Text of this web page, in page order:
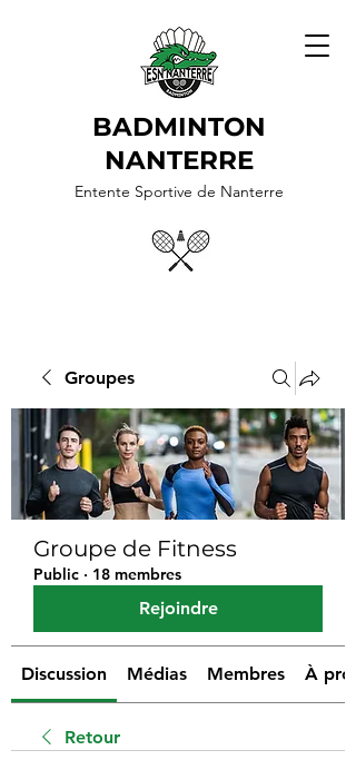
BADMINTON
NANTERRE
Entente Sportive de Nanterre
Groupes
Groupe de Fitness
Public · 18 membres
Rejoindre
Discussion Médias Membres À
Retour